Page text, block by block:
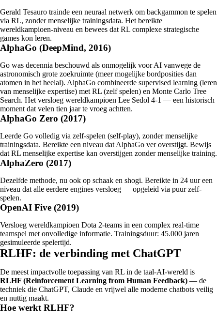
Gerald Tesauro trainde een neuraal netwerk om backgammon te spelen
via RL, zonder menselijke trainingsdata. Het bereikte
wereldkampioen-niveau en bewees dat RL complexe strategische
games kon leren.
AlphaGo (DeepMind, 2016)
Go was decennia beschouwd als onmogelijk voor AI vanwege de
astronomisch grote zoekruimte (meer mogelijke bordposities dan
atomen in het heelal). AlphaGo combineerde supervised learning (leren
van menselijke expertise) met RL (zelf spelen) en Monte Carlo Tree
Search. Het versloeg wereldkampioen Lee Sedol 4-1 — een historisch
moment dat velen tien jaar te vroeg achtten.
AlphaGo Zero (2017)
Leerde Go volledig via zelf-spelen (self-play), zonder menselijke
trainingsdata. Bereikte een niveau dat AlphaGo ver overstijgt. Bewijs
dat RL menselijke expertise kan overstijgen zonder menselijke training.
AlphaZero (2017)
Dezelfde methode, nu ook op schaak en shogi. Bereikte in 24 uur een
niveau dat alle eerdere engines versloeg — opgeleid via puur zelf-
spelen.
OpenAI Five (2019)
Versloeg wereldkampioen Dota 2-teams in een complex real-time
teamspel met onvolledige informatie. Trainingsduur: 45.000 jaren
gesimuleerde spelertijd.
RLHF: de verbinding met ChatGPT
De meest impactvolle toepassing van RL in de taal-AI-wereld is
RLHF (Reinforcement Learning from Human Feedback) — de
techniek die ChatGPT, Claude en vrijwel alle moderne chatbots veilig
en nuttig maakt.
Hoe werkt RLHF?